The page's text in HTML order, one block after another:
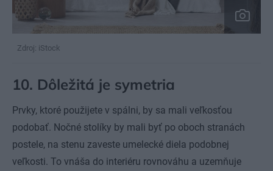
Zdroj: iStock
10. Dôležitá je symetria
Prvky, ktoré použijete v spálni, by sa mali veľkosťou
podobať. Nočné stolíky by mali byť po oboch stranách
postele, na stenu zaveste umelecké diela podobnej
veľkosti. To vnáša do interiéru rovnováhu a uzemňuje